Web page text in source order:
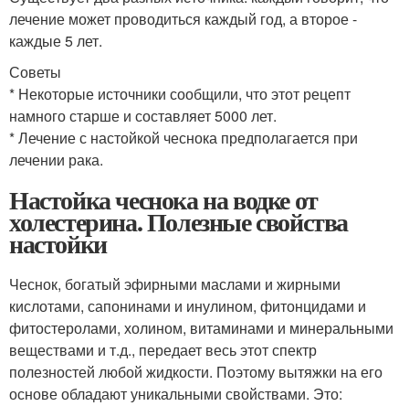
лечение может проводиться каждый год, а второе -
каждые 5 лет.
Советы
* Некоторые источники сообщили, что этот рецепт
намного старше и составляет 5000 лет.
* Лечение с настойкой чеснока предполагается при
лечении рака.
Настойка чеснока на водке от
холестерина. Полезные свойства
настойки
Чеснок, богатый эфирными маслами и жирными
кислотами, сапонинами и инулином, фитонцидами и
фитостеролами, холином, витаминами и минеральными
веществами и т.д., передает весь этот спектр
полезностей любой жидкости. Поэтому вытяжки на его
основе обладают уникальными свойствами. Это: